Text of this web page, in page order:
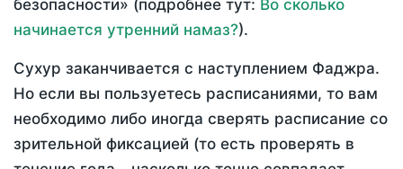
безопасности» (подробнее тут: Во сколько
начинается утренний намаз?).
Сухур заканчивается с наступлением Фаджра.
Но если вы пользуетесь расписаниями, то вам
необходимо либо иногда сверять расписание со
зрительной фиксацией (то есть проверять в